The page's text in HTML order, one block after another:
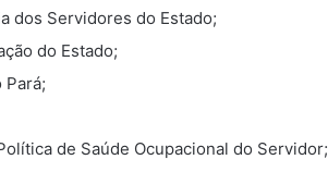
dos Servidores do Estado;
do Estado;
de Saúde Ocupacional do Servidor;